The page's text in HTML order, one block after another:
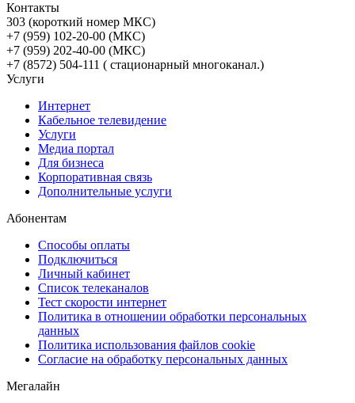
Контакты
303 (короткий номер МКС)
+7 (959) 102-20-00 (МКС)
+7 (959) 202-40-00 (МКС)
+7 (8572) 504-111 ( стационарный многоканал.)
Услуги
Интернет
Кабельное телевидение
Услуги
Медиа портал
Для бизнеса
Корпоративная связь
Дополнительные услуги
Абонентам
Способы оплаты
Подключиться
Личный кабинет
Список телеканалов
Тест скорости интернет
Политика в отношении обработки персональных
данных
Политика использования файлов cookie
Согласие на обработку персональных данных
Мегалайн